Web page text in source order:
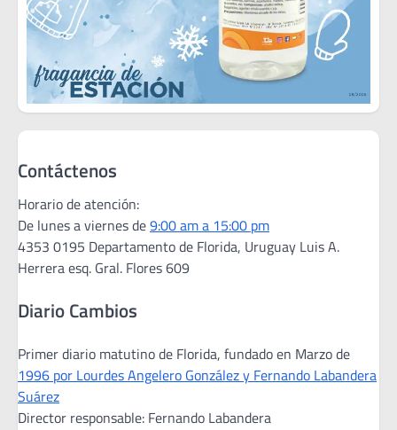
Contáctenos
Horario de atención:
De lunes a viernes de9:00 am a 15:00 pm
4353 0195 Departamento de Florida, Uruguay Luis A.
Herrera esq. Gral. Flores 609
Diario Cambios
Primer diario matutino de Florida, fundado en Marzo de
1996 por Lourdes Angelero González y Fernando Labandera
Suárez
Director responsable: Fernando Labandera